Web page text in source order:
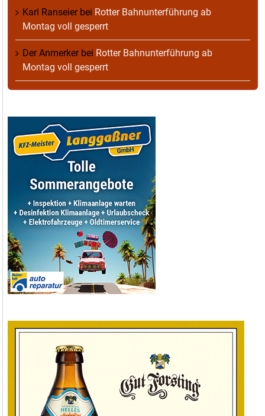
Karl Ranseierbei Rotter Bahnunterführung ab
Montag voll gesperrt
Der Anmerkerbei Rotter Bahnunterführung ab
Montag voll gesperrt